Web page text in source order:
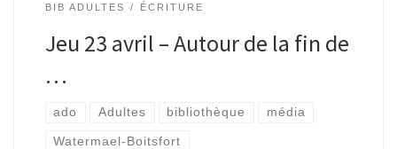
BIB ADULTES
ÉCRITURE
Jeu 23 avril – Autour de la fin de
…
ado Adultes bibliothèque média
Watermael-Boitsfort